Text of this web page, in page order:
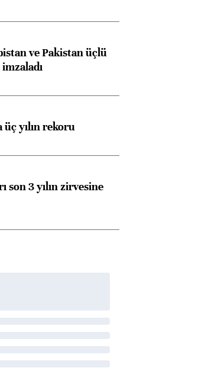
ve Pakistan üçlü
üç yılın rekoru
son 3 yılın zirvesine